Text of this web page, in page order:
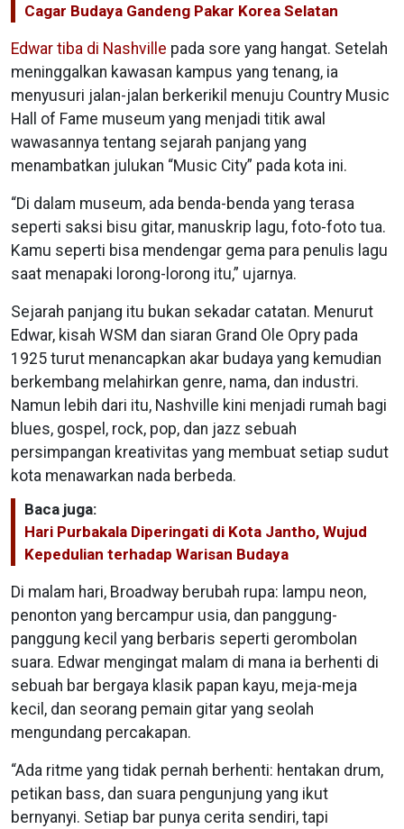
Cagar Budaya Gandeng Pakar Korea Selatan
Edwar tiba di Nashville pada sore yang hangat. Setelah
meninggalkan kawasan kampus yang tenang, ia
menyusuri jalan-jalan berkerikil menuju Country Music
Hall of Fame museum yang menjadi titik awal
wawasannya tentang sejarah panjang yang
menambatkan julukan “Music City” pada kota ini.
“Di dalam museum, ada benda-benda yang terasa
seperti saksi bisu gitar, manuskrip lagu, foto-foto tua.
Kamu seperti bisa mendengar gema para penulis lagu
saat menapaki lorong-lorong itu,” ujarnya.
Sejarah panjang itu bukan sekadar catatan. Menurut
Edwar, kisah WSM dan siaran Grand Ole Opry pada
1925 turut menancapkan akar budaya yang kemudian
berkembang melahirkan genre, nama, dan industri.
Namun lebih dari itu, Nashville kini menjadi rumah bagi
blues, gospel, rock, pop, dan jazz sebuah
persimpangan kreativitas yang membuat setiap sudut
kota menawarkan nada berbeda.
Baca juga:
Hari Purbakala Diperingati di Kota Jantho, Wujud
Kepedulian terhadap Warisan Budaya
Di malam hari, Broadway berubah rupa: lampu neon,
penonton yang bercampur usia, dan panggung-
panggung kecil yang berbaris seperti gerombolan
suara. Edwar mengingat malam di mana ia berhenti di
sebuah bar bergaya klasik papan kayu, meja-meja
kecil, dan seorang pemain gitar yang seolah
mengundang percakapan.
“Ada ritme yang tidak pernah berhenti: hentakan drum,
petikan bass, dan suara pengunjung yang ikut
bernyanyi. Setiap bar punya cerita sendiri, tapi